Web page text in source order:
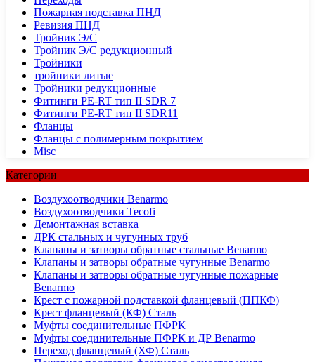
Пожарная подставка ПНД
Ревизия ПНД
Тройник Э/С
Тройник Э/С редукционный
Тройники
тройники литые
Тройники редукционные
Фитинги PE-RT тип II SDR 7
Фитинги PE-RT тип II SDR11
Фланцы
Фланцы с полимерным покрытием
Misc
Категории
Воздухоотводчики Benarmo
Воздухоотводчики Tecofi
Демонтажная вставка
ДРК стальных и чугунных труб
Клапаны и затворы обратные стальные Benarmo
Клапаны и затворы обратные чугунные Benarmo
Клапаны и затворы обратные чугунные пожарные
Benarmo
Крест с пожарной подставкой фланцевый (ППКФ)
Крест фланцевый (КФ) Сталь
Муфты соединительные ПФРК
Муфты соединительные ПФРК и ДР Benarmo
Переход фланцевый (ХФ) Сталь